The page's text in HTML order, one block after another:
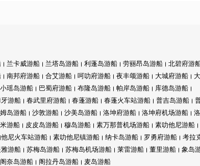
兰卡威游船 兰塔岛游船 利蓬岛游船 劳丽昂岛游船 北碧府游
南邦府游船 合艾游船 呵叻府游船 夜丰颂游船 大城府游船
小瑶岛游船 巴蜀府游船 布隆岛游船 帕岸岛游船
库德岛游船
游船 春武里府游船 春蓬游船 春蓬火车站游船 普吉岛游船
岛游船 沙敦游船 沙美岛游船 洛坤府游船 洛坤府机场游船
游船 皮皮岛游船 穆岛游船 素万那普机场游船
素叻他尼游船
尼火车站游船 素叻他尼镇游船 纳卡岛游船 罗勇府游船
考拉
游船 苏梅岛游船 苏梅岛机场游船 莱雷游船 董里游船 象岛
阁奈岛游船 阁拉丹岛游船 麦岛游船